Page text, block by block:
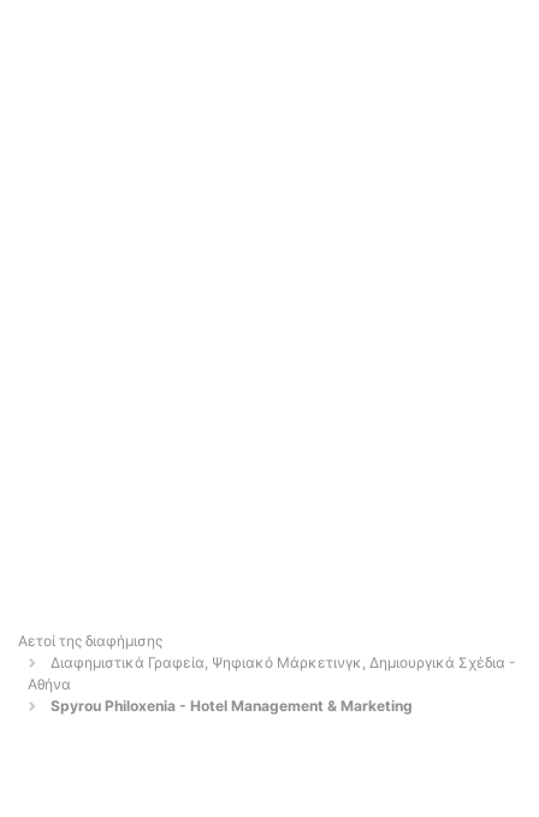
Αετοί της διαφήμισης
Διαφημιστικά Γραφεία, Ψηφιακό Μάρκετινγκ, Δημιουργικά Σχέδια -
Αθήνα
Spyrou Philoxenia - Hotel Management & Marketing